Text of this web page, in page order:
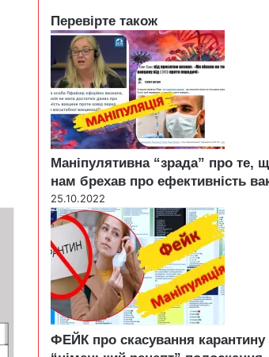
Перевірте також
C
o
s
e
Маніпулятивна “зрада” про те,
нам брехав про ефективність
25.10.2022
ФЕЙК про скасування карантину